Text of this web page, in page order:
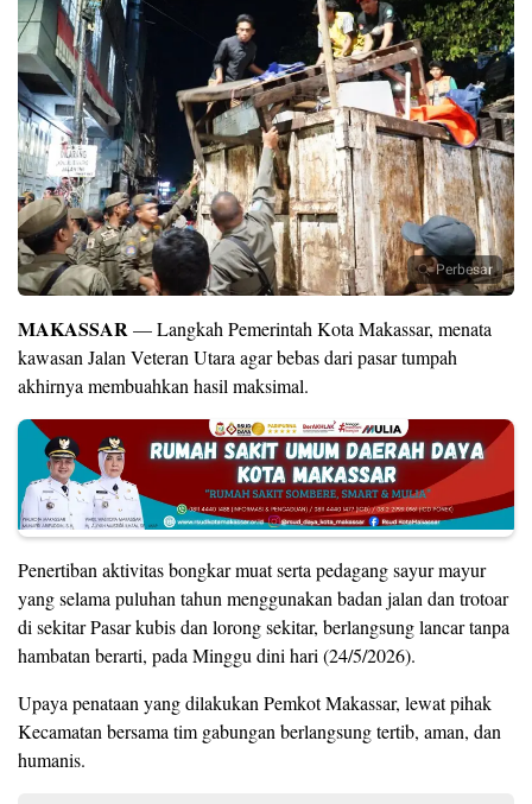
Perbesar
MAKASSAR— Langkah Pemerintah Kota Makassar, menata
kawasan Jalan Veteran Utara agar bebas dari pasar tumpah
akhirnya membuahkan hasil maksimal.
Penertiban aktivitas bongkar muat serta pedagang sayur mayur
yang selama puluhan tahun menggunakan badan jalan dan trotoar
di sekitar Pasar kubis dan lorong sekitar, berlangsung lancar tanpa
hambatan berarti, pada Minggu dini hari (24/5/2026).
Upaya penataan yang dilakukan Pemkot Makassar, lewat pihak
Kecamatan bersama tim gabungan berlangsung tertib, aman, dan
humanis.